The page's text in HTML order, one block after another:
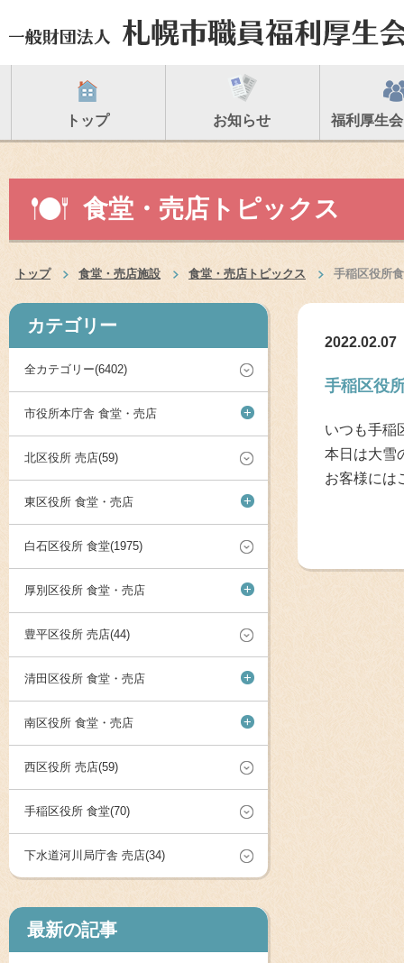
トップ お知らせ 福利厚生
食堂・売店トピックス
トップ 食堂・売店施設 食堂・売店トピックス 手稲区役所
カテゴリー
全カテゴリー(6402)
市役所本庁舎 食堂・売店 +
北区役所 売店(59)
東区役所 食堂・売店 +
白石区役所 食堂(1975)
厚別区役所 食堂・売店 +
豊平区役所 売店(44)
清田区役所 食堂・売店 +
南区役所 食堂・売店 +
西区役所 売店(59)
手稲区役所 食堂(70)
下水道河川局庁舎 売店(34)
最新の記事
2022.02.07
手稲区役
いつも手稲
本日は大雪
お客様には